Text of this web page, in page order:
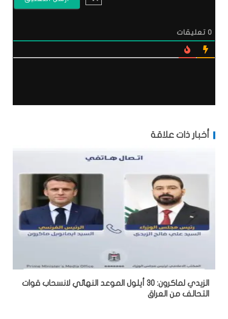
0 تعليقات
أخبار ذات علاقة
الزيدي لماكرون: 30 أيلول الموعد النهائي لانسحاب قوات
التحالف من العراق